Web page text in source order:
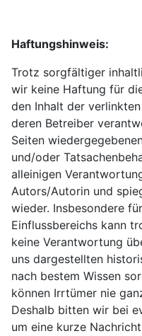
Haftungshinweis:
Trotz sorgfältiger
wir keine Haftung für
den Inhalt der
deren Betreiber
Seiten
und/oder
alleinigen
Autors/Autorin und
wieder. Insbesondere
Einflussbereichs kann
keine Verantwortung
uns dargestellten
nach bestem Wissen
können Irrtümer nie
Deshalb bitten wir bei
um eine kurze